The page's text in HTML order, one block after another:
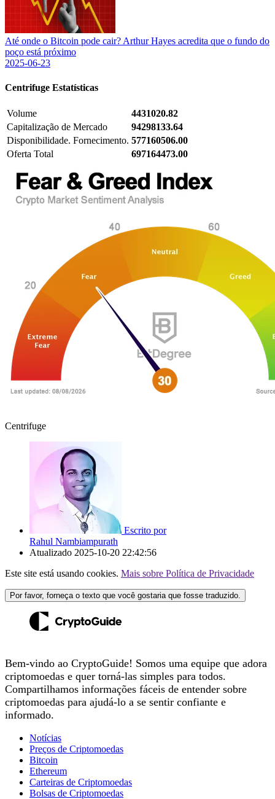
Até onde o Bitcoin pode cair? Arthur Hayes acredita que o fundo do
poço está próximo
2025-06-23
Centrifuge Estatísticas
Volume
4431020.82
Capitalização de Mercado
94298133.64
Disponibilidade. Fornecimento. 577160506.00
Oferta Total
697164473.00
Centrifuge
Escrito por
Rahul Nambiampurath
Atualizado 2025-10-20 22:42:56
Este site está usando cookies. Mais sobre Política de Privacidade
Por favor, forneça o texto que você gostaria que fosse traduzido.
Bem-vindo ao CryptoGuide! Somos uma equipe que adora
criptomoedas e quer torná-las simples para todos.
Compartilhamos informações fáceis de entender sobre
criptomoedas para ajudá-lo a se sentir confiante e
informado.
Notícias
Preços de Criptomoedas
Bitcoin
Ethereum
Carteiras de Criptomoedas
Bolsas de Criptomoedas